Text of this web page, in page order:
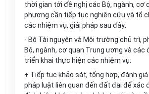
thời gian tới đề nghị các Bộ, ngành, cơ
phương cần tiếp tục nghiên cứu và tổ
các nhiệm vụ, giải pháp sau đây:
- Bộ Tài nguyên và Môi trường chủ trì,
Bộ, ngành, cơ quan Trung ương và các
triển khai thực hiện các nhiệm vụ:
+ Tiếp tục khảo sát, tổng hợp, đánh
pháp luật liên quan đến đất đai đểxác